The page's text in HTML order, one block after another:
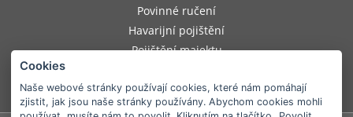
Povinné ručení
Havarijní pojištění
Pojištění majektu
Pojištění asistenčních služeb
Cookies
Naše webové stránky používají cookies, které nám pomáhají
zjistit, jak jsou naše stránky používány. Abychom cookies mohli